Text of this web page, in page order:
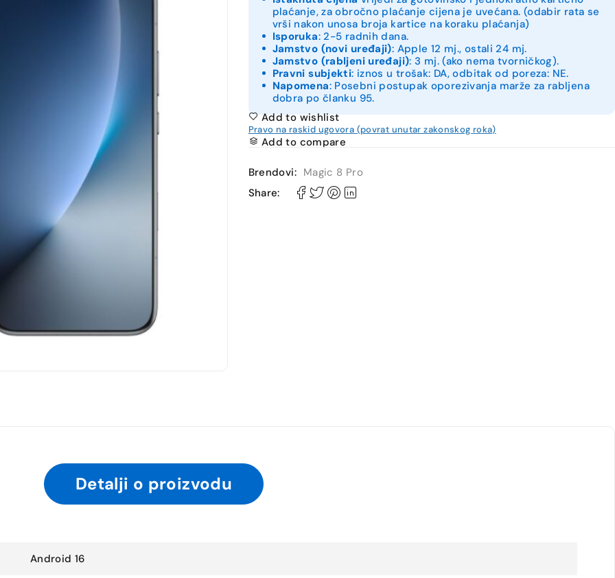
plaćanje, za obročno plaćanje cijena je uvećana. (odabir rata se
vrši nakon unosa broja kartice na koraku plaćanja)
Isporuka: 2-5 radnih dana.
Jamstvo (novi uređaji): Apple 12 mj., ostali 24 mj.
Jamstvo (rabljeni uređaji): 3 mj. (ako nema tvorničkog).
Pravni subjekti: iznos u trošak: DA, odbitak od poreza: NE.
Napomena: Posebni postupak oporezivanja marže za rabljena
dobra po članku 95.
Add to wishlist
Pravo na raskid ugovora (povrat unutar zakonskog roka)
Add to compare
Brendovi: Magic 8 Pro
Share:
Detalji o proizvodu
Android 16